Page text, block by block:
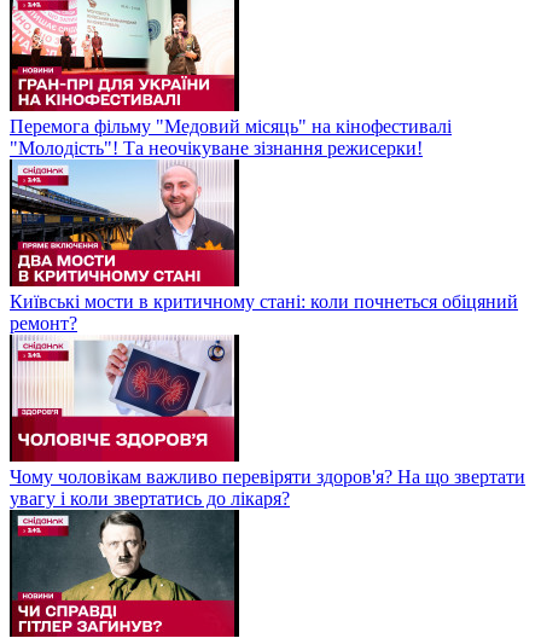
Перемога фільму "Медовий місяць" на кінофестивалі
"Молодість"! Та неочікуване зізнання режисерки!
Київські мости в критичному стані: коли почнеться обіцяний
ремонт?
Чому чоловікам важливо перевіряти здоров'я? На що звертати
увагу і коли звертатись до лікаря?